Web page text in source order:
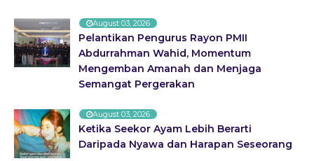
August 03, 2026
Pelantikan Pengurus Rayon PMII
Abdurrahman Wahid, Momentum
Mengemban Amanah dan Menjaga
Semangat Pergerakan
August 03, 2026
Ketika Seekor Ayam Lebih Berarti
Daripada Nyawa dan Harapan Seseorang